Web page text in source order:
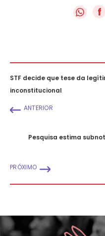
f
STF decide que tese da
inconstitucional
ANTERIOR
Pesquisa estima
PRÓXIMO